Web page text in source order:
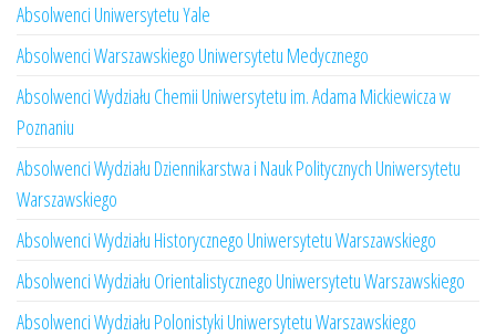
Absolwenci Uniwersytetu Yale
Absolwenci Warszawskiego Uniwersytetu Medycznego
Absolwenci Wydziału Chemii Uniwersytetu im. Adama Mickiewicza w
Poznaniu
Absolwenci Wydziału Dziennikarstwa i Nauk Politycznych Uniwersytetu
Warszawskiego
Absolwenci Wydziału Historycznego Uniwersytetu Warszawskiego
Absolwenci Wydziału Orientalistycznego Uniwersytetu Warszawskiego
Absolwenci Wydziału Polonistyki Uniwersytetu Warszawskiego